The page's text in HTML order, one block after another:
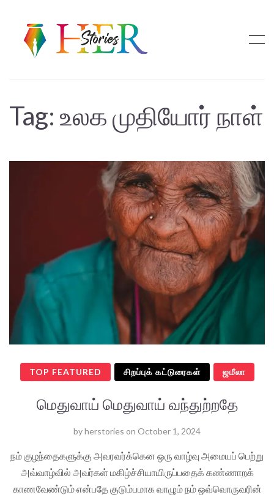
Tag: உலக முதியோர் நாள்
TOP FEATURED சிறப்புக் கட்டுரைகள் ஜமீலா
மெதுவாய் மெதுவாய் வந்துற்றதே
byherstories on October 1, 2024
நம் குழந்தைகளுக்கு அவரவர்க்கென ஒரு வாழ்வு அமையப் பெற்று
அவ்வாழ்வில் அவர்கள் மகிழ்ச்சியாயிருப்பதைக் கண்ணாறக்
காணவேண்டும் என்பதே குடும்பமாக வாழும் நம் ஒவ்வொருவரின்